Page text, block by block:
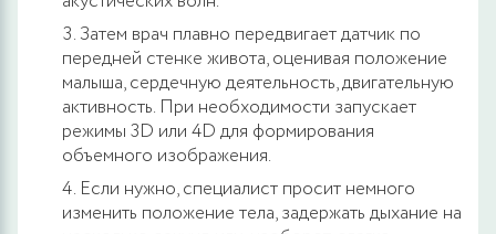
Затем врач плавно передвигает датчик по
передней стенке живота, оценивая положение
малыша, сердечную деятельность, двигательную
активность. При необходимости запускает
режимы 3D или 4D для формирования
объемного изображения.
Если нужно, специалист просит немного
изменить положение тела, задержать дыхание на